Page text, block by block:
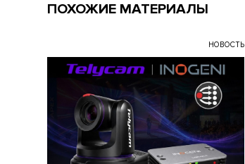
ПОХОЖИЕ МАТЕРИАЛЫ
НОВОСТЬ